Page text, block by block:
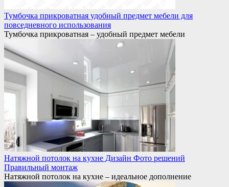
Тумбочка прикроватная удобный предмет мебели для
повседневного использования
Тумбочка прикроватная – удобный предмет мебели
Натяжной потолок на кухне Дизайн Фото решений
Правильный монтаж
Натяжной потолок на кухне – идеальное дополнение